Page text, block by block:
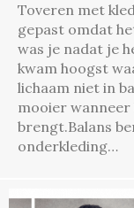
Toveren met
gepast omdat
was je nadat je
kwam hoogst
lichaam niet in
mooier wanneer
brengt.Balans
onderkleding…